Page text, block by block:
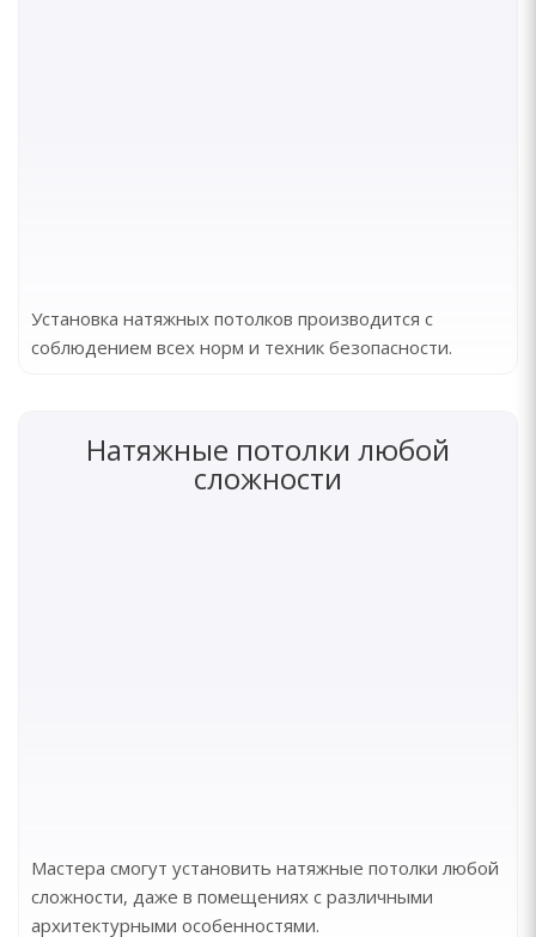
Установка натяжных потолков производится с
соблюдением всех норм и техник безопасности.
Натяжные потолки любой
сложности
Мастера смогут установить натяжные потолки любой
сложности, даже в помещениях с различными
архитектурными особенностями.